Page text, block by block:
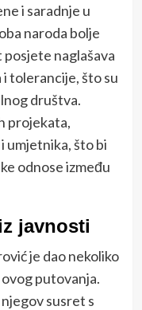
i saradnje u
naroda bolje
posjete naglašava
tolerancije, što su
društva.
projekata,
umjetnika, što bi
odnose između
javnosti
je dao nekoliko
putovanja.
susret s